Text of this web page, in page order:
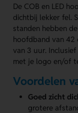
De COB en LED
dichtbij lekker fel.
standen hebben
hoofdband van 42
van 3 uur.
met je logo en/of
Voordelen
Goed zicht
grotere